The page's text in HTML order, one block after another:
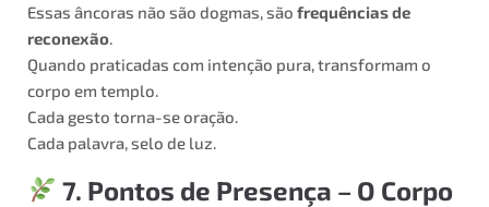
Essas âncoras não são dogmas, são frequências de
reconexão.
Quando praticadas com intenção pura, transformam o
corpo em templo.
Cada gesto torna-se oração.
Cada palavra, selo de luz.
7. Pontos de Presença – O Corpo